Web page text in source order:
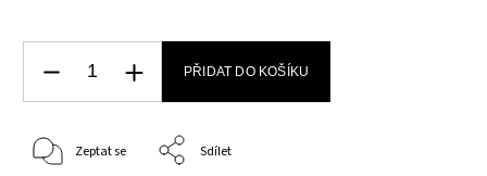
PŘIDAT DO KOŠÍKU
Zeptat se Sdílet